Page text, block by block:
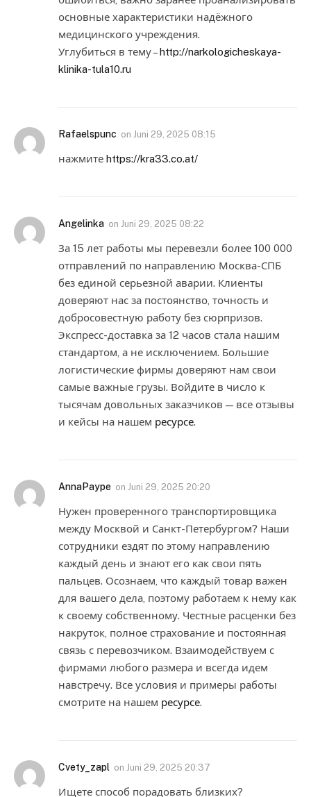
основные характеристики надёжного
медицинского учреждения.
Углубиться в тему –http://narkologicheskaya-
klinika-tula10.ru
Rafaelspunc on Juni 29, 2025 08:15
нажмите https://kra33.co.at/
Angelinka on Juni 29, 2025 08:22
За 15 лет работы мы перевезли более 100 000
отправлений по направлению Москва-СПБ
без единой серьезной аварии. Клиенты
доверяют нас за постоянство, точность и
добросовестную работу без сюрпризов.
Экспресс-доставка за 12 часов стала нашим
стандартом, а не исключением. Большие
логистические фирмы доверяют нам свои
самые важные грузы. Войдите в число к
тысячам довольных заказчиков — все отзывы
и кейсы на нашем ресурсе.
AnnaPaype on Juni 29, 2025 20:20
Нужен проверенного транспортировщика
между Москвой и Санкт-Петербургом? Наши
сотрудники ездят по этому направлению
каждый день и знают его как свои пять
пальцев. Осознаем, что каждый товар важен
для вашего дела, поэтому работаем к нему как
к своему собственному. Честные расценки без
накруток, полное страхование и постоянная
связь с перевозчиком. Взаимодействуем с
фирмами любого размера и всегда идем
навстречу. Все условия и примеры работы
смотрите на нашем ресурсе.
Cvety_zapl on Juni 29, 2025 20:37
Ищете способ порадовать близких?